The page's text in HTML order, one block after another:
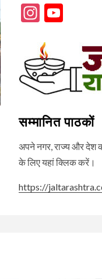
सम्मानित पाठकों
अपने नगर, राज्य और देश
के लिए यहां क्लिक करें।
https://